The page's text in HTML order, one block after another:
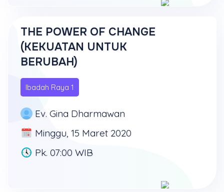
THE POWER OF CHANGE
(KEKUATAN UNTUK
BERUBAH)
Ibadah Raya 1
Ev. Gina Dharmawan
Minggu, 15 Maret 2020
Pk. 07:00 WIB